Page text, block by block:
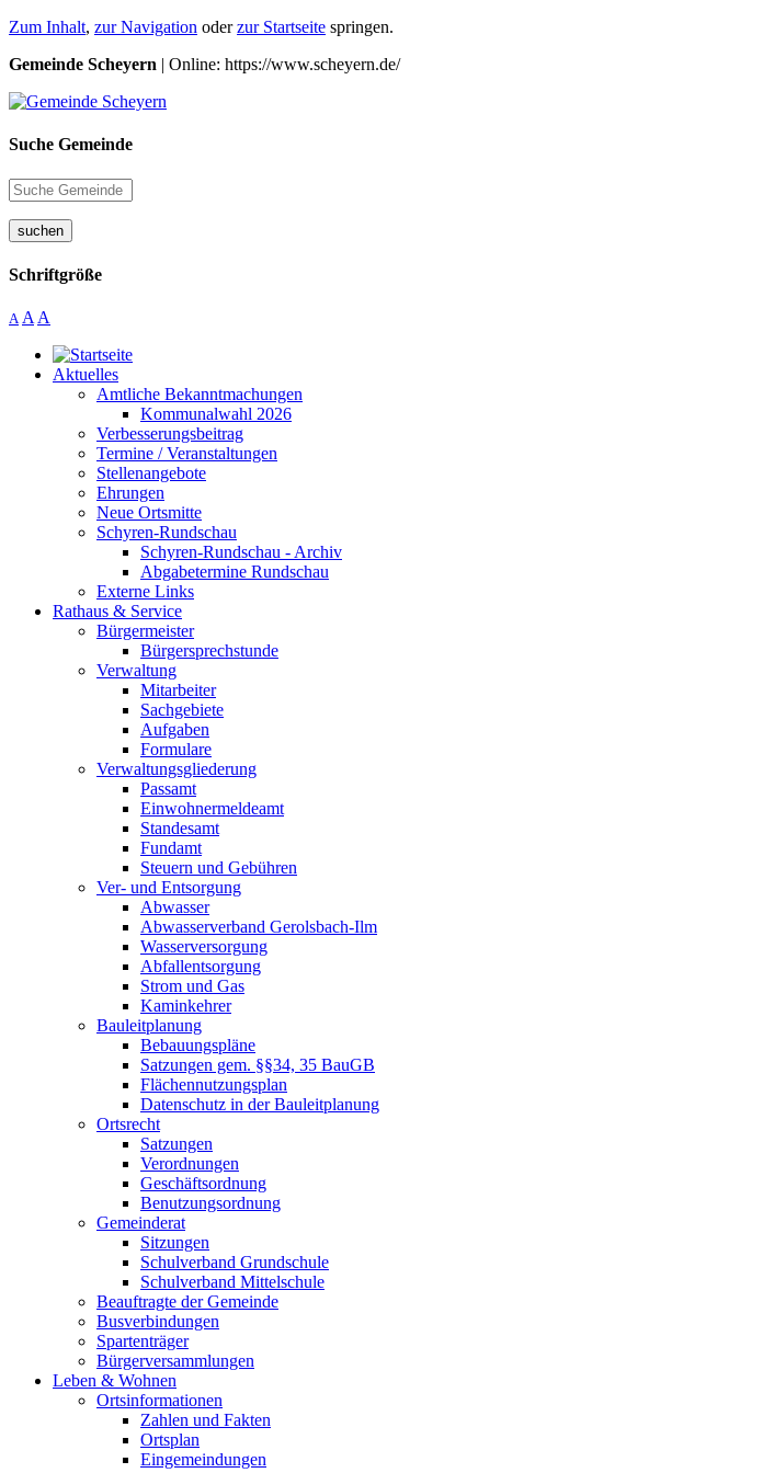
Zum Inhalt, zur Navigation oderzur Startseite springen.
Gemeinde Scheyern | Online: https://www.scheyern.de/
Suche Gemeinde
suchen
Schriftgröße
A A A
Aktuelles
Amtliche Bekanntmachungen
Kommunalwahl 2026
Verbesserungsbeitrag
Termine / Veranstaltungen
Stellenangebote
Ehrungen
Neue Ortsmitte
Schyren-Rundschau
Schyren-Rundschau - Archiv
Abgabetermine Rundschau
Externe Links
Rathaus & Service
Bürgermeister
Bürgersprechstunde
Verwaltung
Mitarbeiter
Sachgebiete
Aufgaben
Formulare
Verwaltungsgliederung
Passamt
Einwohnermeldeamt
Standesamt
Fundamt
Steuern und Gebühren
Ver- und Entsorgung
Abwasser
Abwasserverband Gerolsbach-Ilm
Wasserversorgung
Abfallentsorgung
Strom und Gas
Kaminkehrer
Bauleitplanung
Bebauungspläne
Satzungen gem. §§34, 35 BauGB
Flächennutzungsplan
Datenschutz in der Bauleitplanung
Ortsrecht
Satzungen
Verordnungen
Geschäftsordnung
Benutzungsordnung
Gemeinderat
Sitzungen
Schulverband Grundschule
Schulverband Mittelschule
Beauftragte der Gemeinde
Busverbindungen
Spartenträger
Bürgerversammlungen
Leben & Wohnen
Ortsinformationen
Zahlen und Fakten
Ortsplan
Eingemeindungen